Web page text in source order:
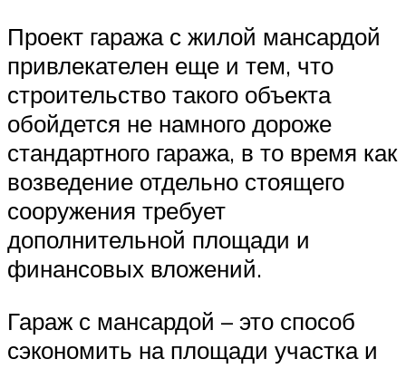
Проект гаража с жилой мансардой
привлекателен еще и тем, что
строительство такого объекта
обойдется не намного дороже
стандартного гаража, в то время как
возведение отдельно стоящего
сооружения требует
дополнительной площади и
финансовых вложений.
Гараж с мансардой – это способ
сэкономить на площади участка и